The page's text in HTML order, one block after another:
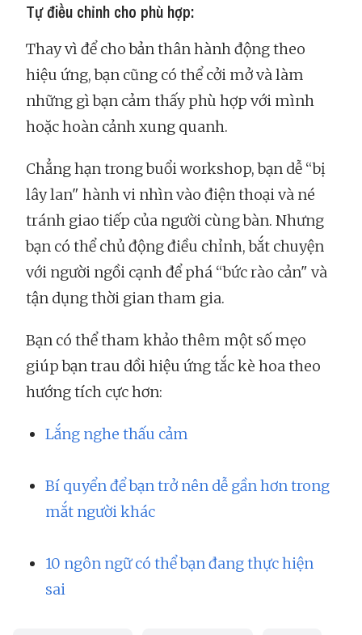
Tự điều chỉnh cho phù hợp:
Thay vì để cho bản thân hành động theo
hiệu ứng, bạn cũng có thể cởi mở và làm
những gì bạn cảm thấy phù hợp với mình
hoặc hoàn cảnh xung quanh.
Chẳng hạn trong buổi workshop, bạn dễ “bị
lây lan" hành vi nhìn vào điện thoại và né
tránh giao tiếp của người cùng bàn. Nhưng
bạn có thể chủ động điều chỉnh, bắt chuyện
với người ngồi cạnh để phá “bức rào cản" và
tận dụng thời gian tham gia.
Bạn có thể tham khảo thêm một số mẹo
giúp bạn trau dồi hiệu ứng tắc kè hoa theo
hướng tích cực hơn:
Lắng nghe thấu cảm
Bí quyển để bạn trở nên dễ gần hơn trong
mắt người khác
10 ngôn ngữ có thể bạn đang thực hiện
sai